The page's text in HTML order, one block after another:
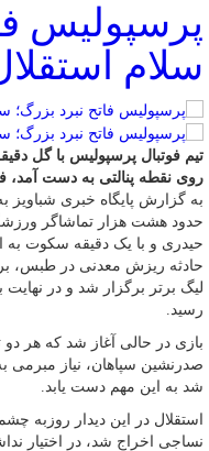
پرسپولیس
سلام
تیم فوتبال پرسپولیس با گل
روی نقطه پنالتی به دست آمد، فاتح
به گزارش پایگاه خبری شباویز
حدود هشت هزار تماشاگر
حیدری و با یک دقیقه سکوت به
حادثه ریزش معدنی در طبس،
لیگ برتر برگزار شد و در
رسید.
بازی در حالی آغاز شد که هر دو
صدرنشین سپاهان، نیاز مبرمی
شد به این مهم دست یابد.
استقلال در این دیدار روزبه
نساجی اخراج شد، در اختیار